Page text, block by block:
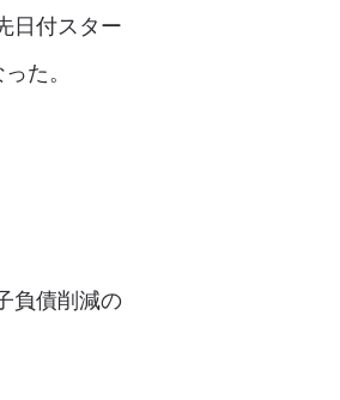
日付スター
た。
負債削減の